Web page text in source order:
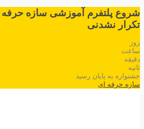
شروع پلتفرم آموزشی سازه حرفه
تکرار نشدنی
روز
ساعت
دقیقه
ثانیه
جشنواره به پایان رسید
سازه حرفه ای